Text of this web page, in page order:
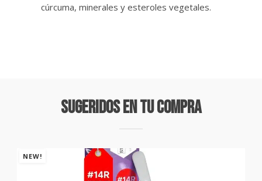
cúrcuma, minerales y esteroles vegetales.
Sugeridos En Tu Compra
NEW!